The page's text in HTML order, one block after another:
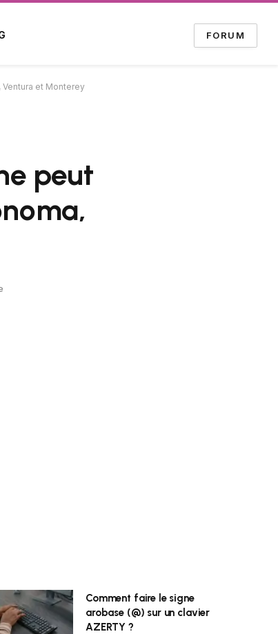
FORUM
et Monterey
peut
Comment faire le signe
arobase (@) sur un clavier
AZERTY ?